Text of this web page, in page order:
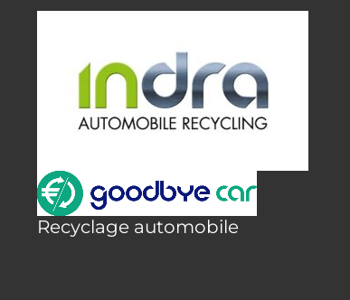
Recyclage automobile